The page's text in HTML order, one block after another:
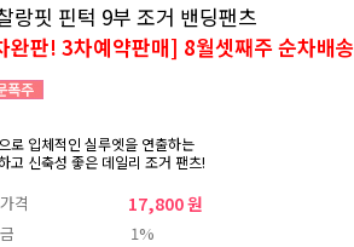
랑핏 핀턱 9부 조거 밴딩팬츠
완판! 3차예약판매] 8월셋째주 순차배송
로 입체적인 실루엣을 연출하는
고 신축성 좋은 데일리 조거 팬츠!
격 17,800 원
1%